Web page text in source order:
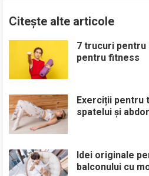
Citește alte articole
7 trucuri pentru
pentru fitness
Exerciții pentru
spatelui și
Idei originale
balconului cu